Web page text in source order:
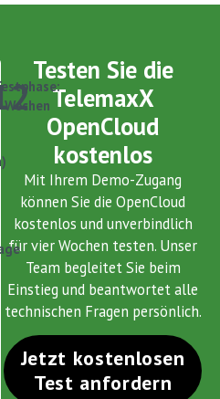
Testen Sie die
TelemaxX
OpenCloud
kostenlos
Mit Ihrem Demo-Zugang
können Sie die OpenCloud
kostenlos und unverbindlich
für vier Wochen testen. Unser
Team begleitet Sie beim
Einstieg und beantwortet alle
technischen Fragen persönlich.
Jetzt kostenlosen
Test anfordern
Wochen